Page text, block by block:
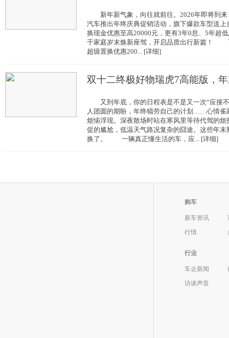
新年新气象，向往就前往。2026年即将到来
汽车推出年终庆典促销活动，旗下爆款车型送
换现金优惠至高20000元，更有3年0息、5年超
千家庭岁末焕新座驾，开启品质出行新篇！
超级置换优惠200... [详细]
双十二终极好物瑞虎7高能版，
又到年底，你的日程表是不是又一次“应接不
人团圆的期盼，年终犒劳自己的计划……心情雀
烦恼浮现。深夜散场时站在寒风里等待代驾的
促的尴尬，低温天气路况复杂的囧途。这些年
换了。 一辆真正懂生活的车，应... [详细]
购车
新车资讯
行情
行业
车企新闻
访谈声音